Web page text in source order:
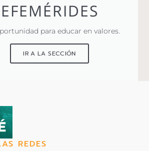
EFEMÉRIDES
para educar en valores.
IR A LA SECCIÓN
REDES